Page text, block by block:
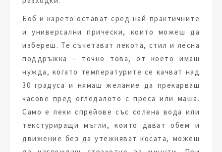
Боб и карето остават сред най-практичните
и универсални прически, които можеш да
избереш. Те съчетават лекота, стил и лесна
поддръжка – точно това, от което имаш
нужда, когато температурите се качват над
30 градуса и нямаш желание да прекарваш
часове пред огледалото с преса или маша.
Само е леки спрейове със солена вода или
текстуриращи мъгли, които дават обем и
движение без да утежняват косата, можеш